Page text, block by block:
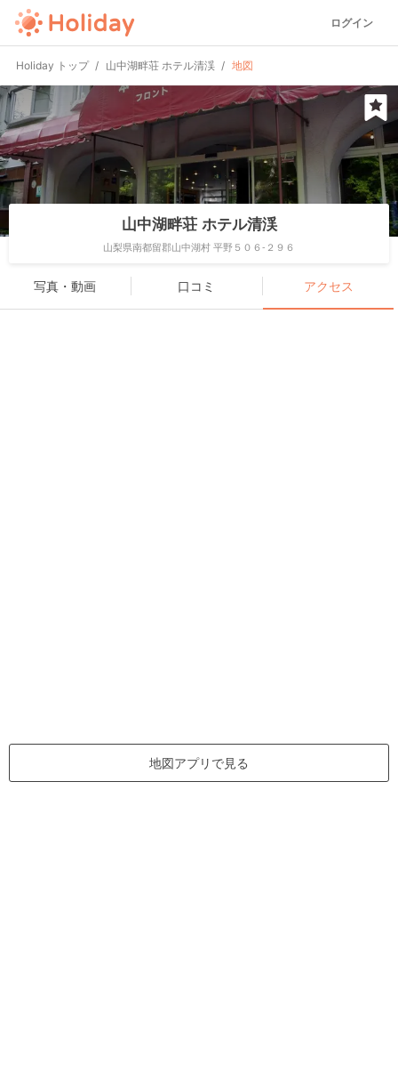
ログイン
Holiday トップ 山中湖畔荘 ホテル清渓 地図
山中湖畔荘 ホテル清渓
山梨県南都留郡山中湖村 平野５０６-２９６
写真・動画 口コミ アクセス
地図アプリで見る